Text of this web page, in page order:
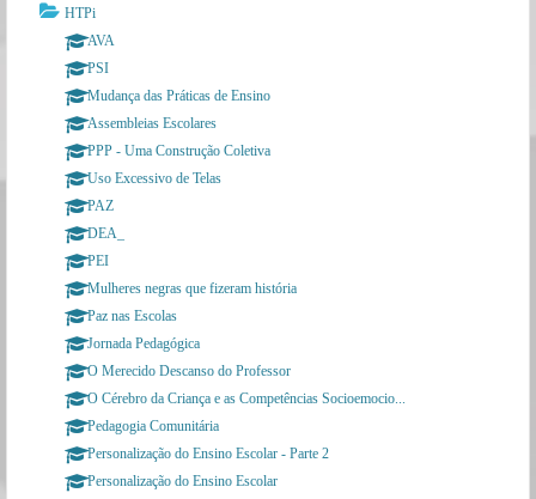
d
HTPi
AVA
PSI
Mudança das Práticas de Ensino
Assembleias Escolares
PPP - Uma Construção Coletiva
Uso Excessivo de Telas
PAZ
DEA_
PEI
Mulheres negras que fizeram história
Paz nas Escolas
Jornada Pedagógica
O Merecido Descanso do Professor
O Cérebro da Criança e as Competências Socioemocio...
Pedagogia Comunitária
Personalização do Ensino Escolar - Parte 2
Personalização do Ensino Escolar